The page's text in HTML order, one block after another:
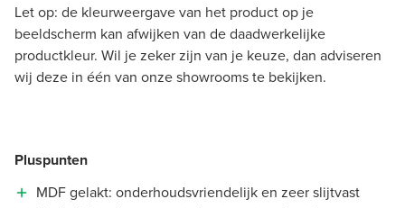
Let op: de kleurweergave van het product op je
beeldscherm kan afwijken van de daadwerkelijke
productkleur. Wil je zeker zijn van je keuze, dan adviseren
wij deze in één van onze showrooms te bekijken.
Pluspunten
MDF gelakt: onderhoudsvriendelijk en zeer slijtvast